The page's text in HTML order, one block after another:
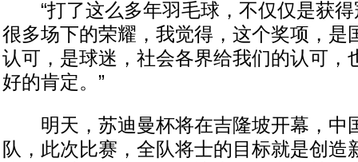
“打了这么多年羽毛球，不仅仅是获得
很多场下的荣耀，我觉得，这个奖项，是
认可，是球迷，社会各界给我们的认可，
好的肯定。”
明天，苏迪曼杯将在吉隆坡开幕，中
队，此次比赛，全队将士的目标就是创造